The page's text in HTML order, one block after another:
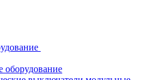
оборудование